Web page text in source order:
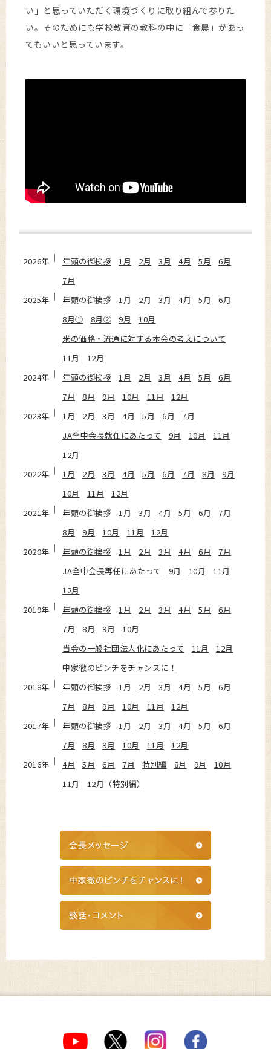
い」と思っていただく環境づくりに取り組んで参りた
い。そのためにも学校教育の教科の中に「食農」があっ
てもいいと思っています。
2026年 年頭の御挨拶 1月 2月 3月 4月 5月
6月
7月
2025年
年頭の御挨拶 1月 2月 3月 4月 5月
6月
8月①
8月② 9月
10月
米の価格・流通に対する本会の考えについて
11月
12月
2024年
年頭の御挨拶 1月 2月 3月 4月 5月
6月
7月
8月 9月 10月 11月
12月
2023年
1月 2月 3月 4月 5月 6月
7月
JA全中会長就任にあたって
9月 10月
11月
12月
2022年
1月 2月 3月 4月 5月 6月 7月 8月
9月
10月
11月
12月
2021年
年頭の御挨拶 1月 3月 4月 5月 6月
7月
8月
9月 10月 11月
12月
2020年
年頭の御挨拶 1月 2月 3月 4月 6月
7月
JA全中会長再任にあたって
9月 10月
11月
12月
2019年
年頭の御挨拶 1月 2月 3月 4月 5月
6月
7月
8月 9月
10月
当会の一般社団法人化にあたって
11月
12月
中家徹のピンチをチャンスに！
2018年
年頭の御挨拶 1月 2月 3月 4月 5月
6月
7月
8月 9月 10月 11月
12月
2017年
年頭の御挨拶 1月 2月 3月 4月 5月
6月
7月
8月 9月 10月 11月
12月
2016年
4月 5月 6月 7月 特別編 8月 9月
10月
11月
12月（特別編）